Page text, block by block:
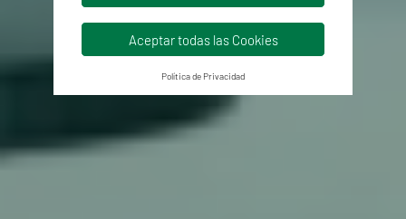
Aceptar todas las Cookies
Política de Privacidad